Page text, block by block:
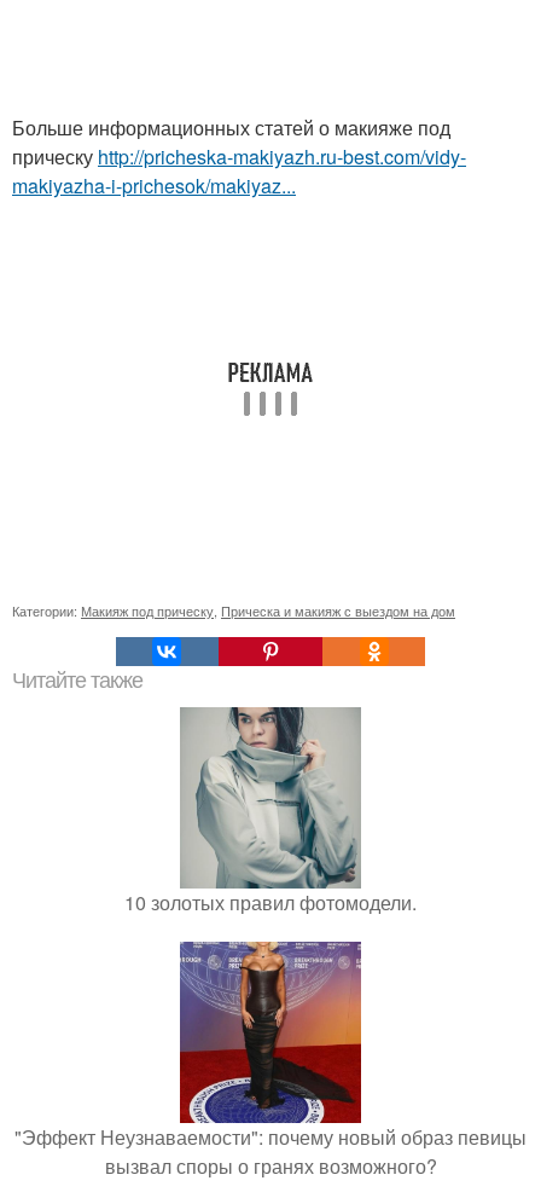
Больше информационных статей о макияже под
прическу http://pricheska-makiyazh.ru-best.com/vidy-
makiyazha-i-prichesok/makiyaz...
Категории: Макияж под прическу Прическа и макияж с выездом на дом
Читайте также
10 золотых правил фотомодели.
"Эффект Неузнаваемости": почему новый образ певицы
вызвал споры о гранях возможного?